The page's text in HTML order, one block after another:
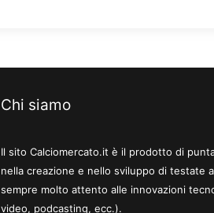
Chi siamo
Il sito Calciomercato.it è il prodotto di
nella creazione e nello sviluppo di testate
sempre molto attento alle innovazioni
video, podcasting, ecc.).